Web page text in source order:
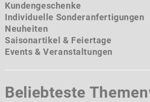
Kundengeschenke
Individuelle Sonderanfertigungen
Neuheiten
Saisonartikel & Feiertage
Events & Veranstaltungen
Beliebteste